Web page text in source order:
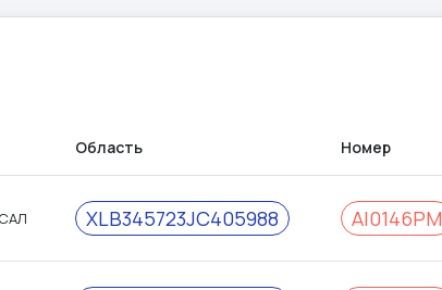
Область Номер
XLB345723JC405988 AI0146PM